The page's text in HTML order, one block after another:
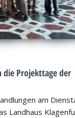
die Projekttage der
am
Landhaus